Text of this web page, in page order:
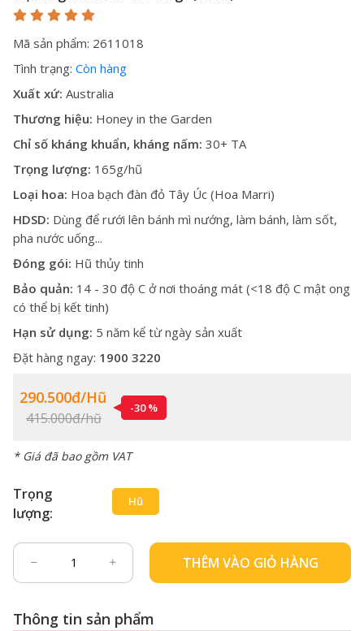
Mã sản phẩm: 2611018
Tình trạng: Còn hàng
Xuất xứ: Australia
Thương hiệu: Honey in the Garden
Chỉ số kháng khuẩn, kháng nấm: 30+ TA
Trọng lượng: 165g/hũ
Loại hoa: Hoa bạch đàn đỏ Tây Úc (Hoa Marri)
HDSD: Dùng để rưới lên bánh mì nướng, làm bánh, làm sốt,
pha nước uống...
Đóng gói: Hũ thủy tinh
Bảo quản: 14 - 30 độ C ở nơi thoáng mát (<18 độ C mật ong
có thể bị kết tinh)
Hạn sử dụng: 5 năm kể từ ngày sản xuất
Đặt hàng ngay: 1900 3220
290.500đ/hũ
415.000đ/hũ
-30 %
* Giá đã bao gồm VAT
Trọng
lượng:
Hũ
THÊM VÀO GIỎ HÀNG
Thông tin sản phẩm